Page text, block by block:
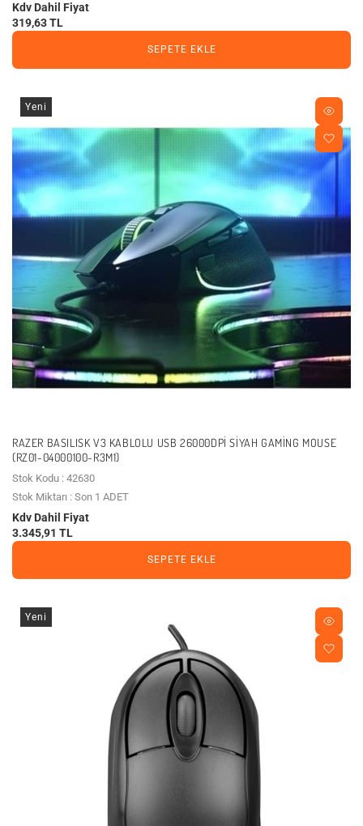
Kdv Dahil Fiyat
319,63 TL
SEPETE EKLE
Yeni
RAZER BASILISK V3 KABLOLU USB 26000DPI SIYAH GAMING MOUSE
(RZ01-04000100-R3M1)
Stok Kodu : 42630
Stok Miktarı : Son 1 ADET
Kdv Dahil Fiyat
3.345,91 TL
SEPETE EKLE
Yeni